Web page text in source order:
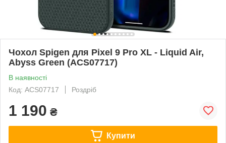
Чохол Spigen для Pixel 9 Pro XL - Liquid Air,
Abyss Green (ACS07717)
В наявності
Код: ACS07717
Роздріб
1 190 ₴
Купити